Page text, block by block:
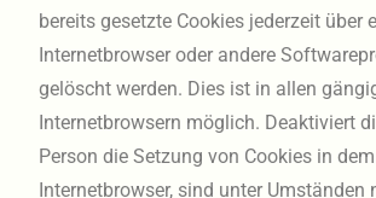
bereits gesetzte Cookies jederzeit über
Internetbrowser oder andere
gelöscht werden. Dies ist in allen
Internetbrowsern möglich. Deaktiviert
Person die Setzung von Cookies in
Internetbrowser, sind unter Umständen